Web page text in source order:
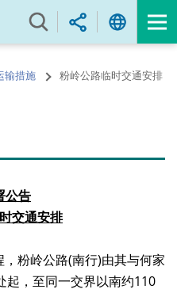
输措施
粉岭公路临时交通安排
公告
交通安排
岭公路(南行)由其与何家
起，至同一交界以南约110